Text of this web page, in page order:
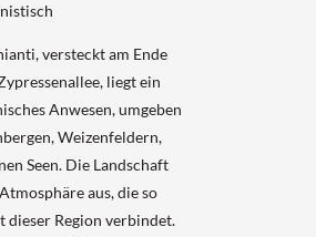
versteckt am Ende
liegt ein
Anwesen, umgeben
Weizenfeldern,
Seen. Die Landschaft
aus, die so
dieser Region verbindet.